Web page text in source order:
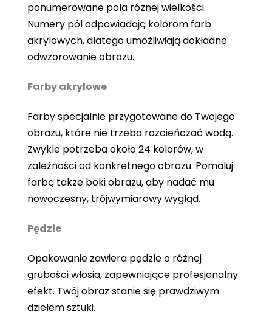
ponumerowane pola różnej wielkości.
Numery pól odpowiadają kolorom farb
akrylowych, dlatego umożliwiają dokładne
odwzorowanie obrazu.
Farby akrylowe
Farby specjalnie przygotowane do Twojego
obrazu, które nie trzeba rozcieńczać wodą.
Zwykle potrzeba około 24 kolorów, w
zależności od konkretnego obrazu. Pomaluj
farbą także boki obrazu, aby nadać mu
nowoczesny, trójwymiarowy wygląd.
Pędzle
Opakowanie zawiera pędzle o różnej
grubości włosia, zapewniające profesjonalny
efekt. Twój obraz stanie się prawdziwym
dziełem sztuki.